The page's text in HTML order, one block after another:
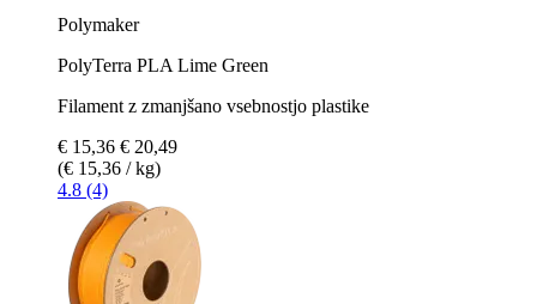
Polymaker
PolyTerra PLA Lime Green
Filament z zmanjšano vsebnostjo plastike
€ 15,36 € 20,49
(€ 15,36 / kg)
4.8 (4)